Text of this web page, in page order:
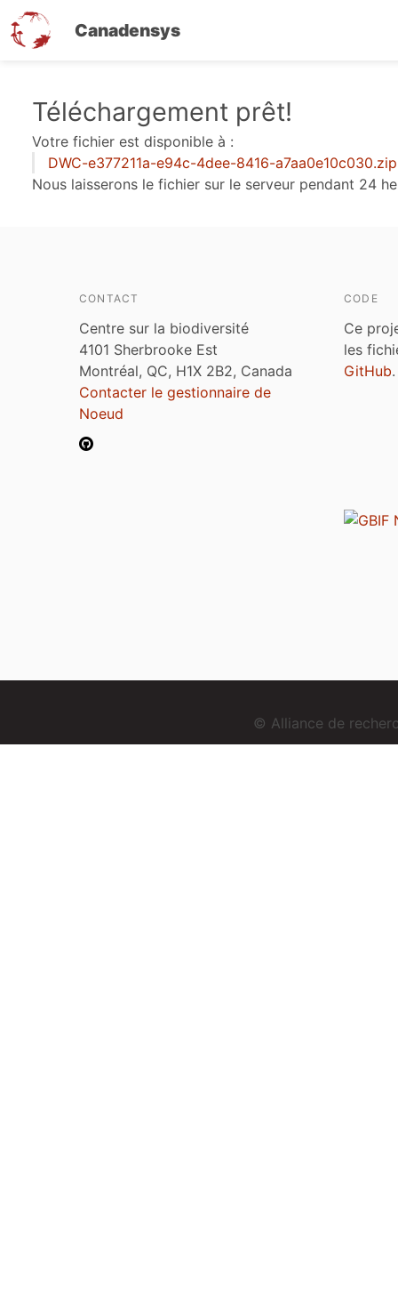
Canadensys
contenu
principal
Téléchargement prêt!
Votre fichier est disponible à :
DWC-e377211a-e94c-4dee-8416-a7aa0e10c030.zip
Nous laisserons le fichier sur le serveur pendant 24
CONTACT
Centre sur la biodiversité
4101 Sherbrooke Est
Montréal, QC, H1X 2B2, Canada
Contacter le gestionnaire de
Noeud
CODE
Ce
les
GitHub.
© Alliance de